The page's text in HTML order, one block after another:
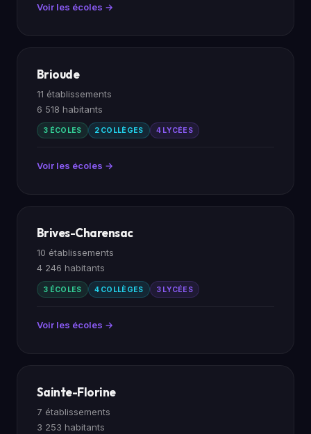
Voir les écoles →
Brioude
11 établissements
6 518 habitants
3 ÉCOLES 2 COLLÈGES 4 LYCÉES
Voir les écoles →
Brives-Charensac
10 établissements
4 246 habitants
3 ÉCOLES 4 COLLÈGES 3 LYCÉES
Voir les écoles →
Sainte-Florine
7 établissements
3 253 habitants